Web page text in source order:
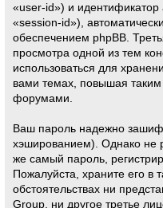
«user-id») и
«session-id»),
обеспечением phpBB.
просмотра одной из тем
использоваться для
вами темах, повышая
форумами.
Ваш пароль надежно
хэшированием). Однако не
же самый пароль,
Пожалуйста, храните его в
обстоятельствах ни
Group, ни другое третье